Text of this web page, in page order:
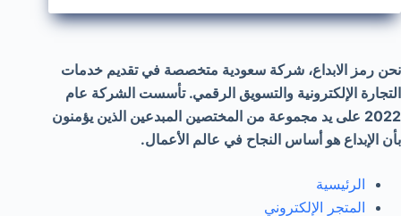
نحن رمز الابداع، شركة سعودية متخصصة في تقديم خدمات
التجارة الإلكترونية والتسويق الرقمي. تأسست الشركة عام
2022 على يد مجموعة من المختصين المبدعين الذين يؤمنون
بأن الإبداع هو أساس النجاح في عالم الأعمال.
الرئيسية
المتجر الإلكتروني